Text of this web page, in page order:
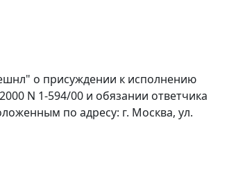
о присуждении к исполнению
N 1-594/00 и обязании ответчика
по адресу: г. Москва, ул.